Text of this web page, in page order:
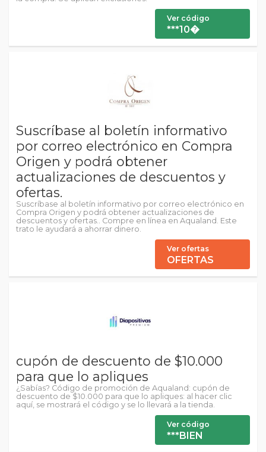
Ver código
***10�
Suscríbase al boletín informativo
por correo electrónico en Compra
Origen y podrá obtener
actualizaciones de descuentos y
ofertas.
Suscríbase al boletín informativo por correo electrónico en
Compra Origen y podrá obtener actualizaciones de
descuentos y ofertas.. Compre en línea en Aqualand. Este
trato le ayudará a ahorrar dinero.
Ver ofertas
OFERTAS
cupón de descuento de $10.000
para que lo apliques
¿Sabías? Código de promoción de Aqualand: cupón de
descuento de $10.000 para que lo apliques: al hacer clic
aquí, se mostrará el código y se lo llevará a la tienda.
Ver código
***BIEN